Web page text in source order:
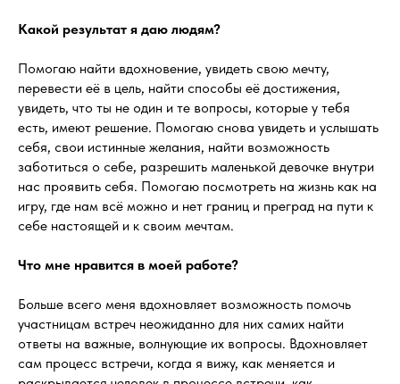
Какой результат я даю людям?
Помогаю найти вдохновение, увидеть свою мечту,
перевести её в цель, найти способы её достижения,
увидеть, что ты не один и те вопросы, которые у тебя
есть, имеют решение. Помогаю снова увидеть и услышать
себя, свои истинные желания, найти возможность
заботиться о себе, разрешить маленькой девочке внутри
нас проявить себя. Помогаю посмотреть на жизнь как на
игру, где нам всё можно и нет границ и преград на пути к
себе настоящей и к своим мечтам.
Что мне нравится в моей работе?
Больше всего меня вдохновляет возможность помочь
участницам встреч неожиданно для них самих найти
ответы на важные, волнующие их вопросы. Вдохновляет
сам процесс встречи, когда я вижу, как меняется и